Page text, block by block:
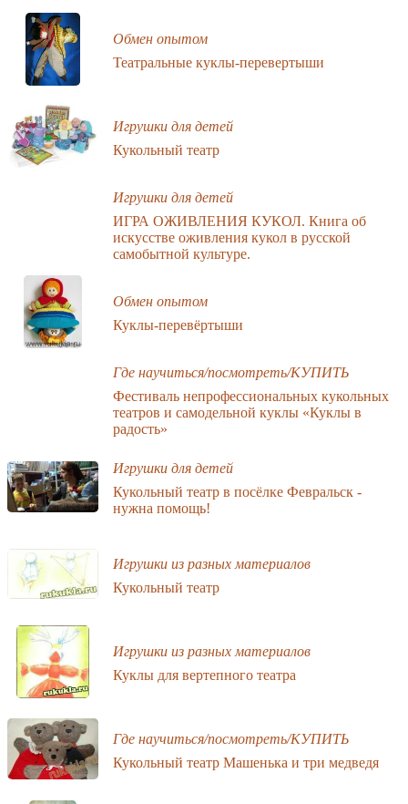
Обмен опытом
Театральные куклы-перевертыши
Игрушки для детей
Кукольный театр
Игрушки для детей
ИГРА ОЖИВЛЕНИЯ КУКОЛ. Книга об
искусстве оживления кукол в русской
самобытной культуре.
Обмен опытом
Куклы-перевёртыши
Где научиться/посмотреть/КУПИТЬ
Фестиваль непрофессиональных кукольных
театров и самодельной куклы «Куклы в
радость»
Игрушки для детей
Кукольный театр в посёлке Февральск -
нужна помощь!
Игрушки из разных материалов
Кукольный театр
Игрушки из разных материалов
Куклы для вертепного театра
Где научиться/посмотреть/КУПИТЬ
Кукольный театр Машенька и три медведя